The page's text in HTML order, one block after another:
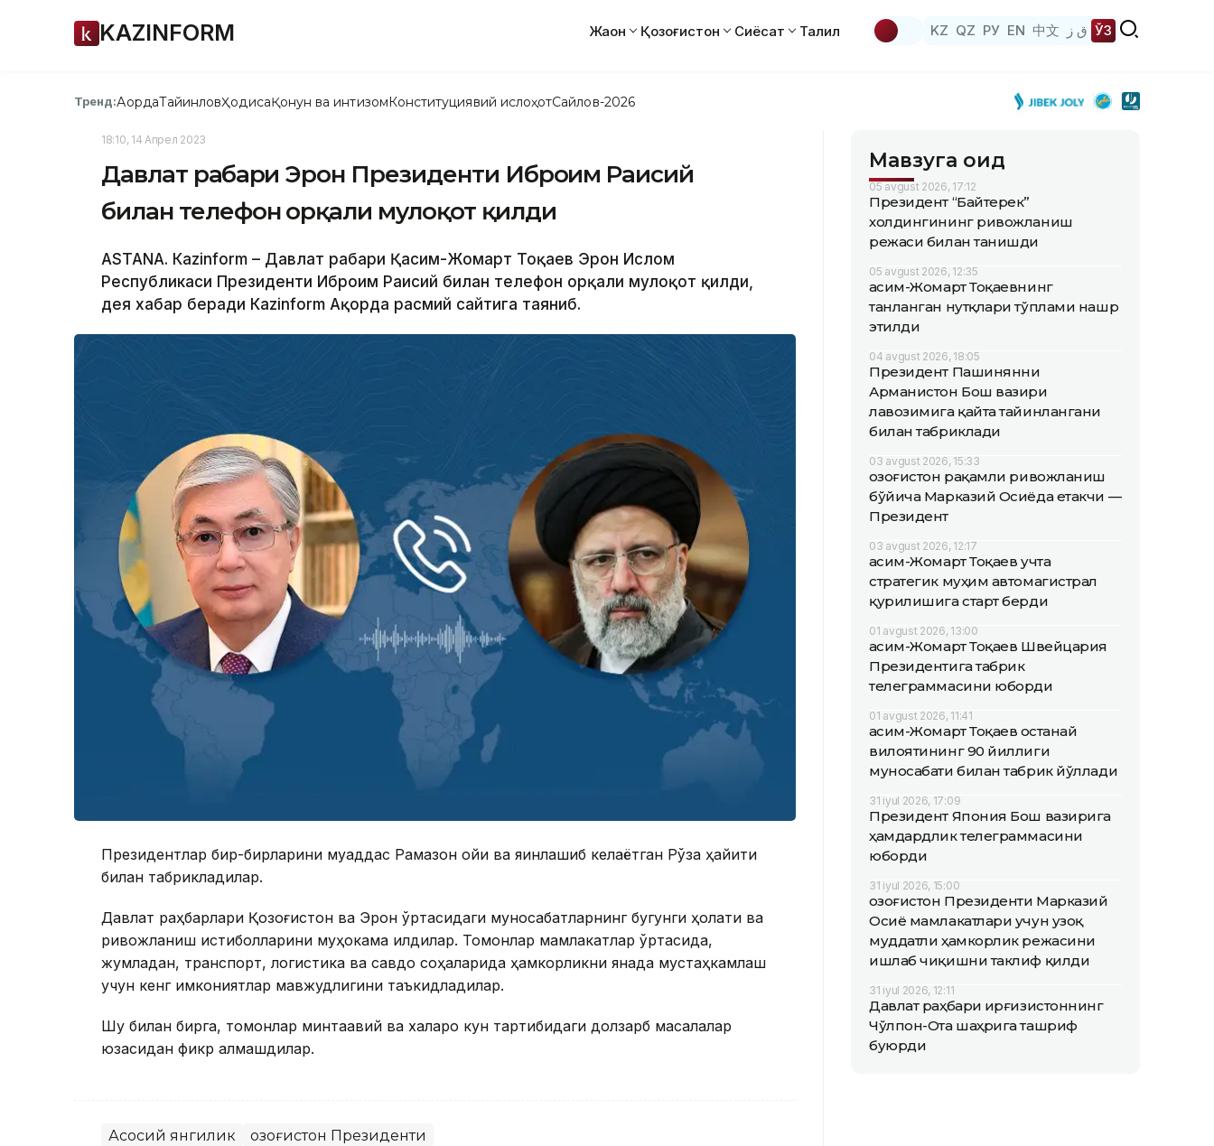
KAZINFORM Жаҳон Қозоғистон Сиёсат Таҳлил KZ QZ РУ EN 中文 ق ز ЎЗ
Тренд:АқордаТайинловҲодисаҚонун ва интизомКонституциявий ислоҳотСайлов-2026
18:10, 14 Апрел 2023
Давлат раҳбари Эрон Президенти Иброҳим Раисий
билан телефон орқали мулоқот қилди
ASTANА. Каzinform – Давлат раҳбари Қасим-Жомарт Тоқаев Эрон Ислом
Республикаси Президенти Иброҳим Раисий билан телефон орқали мулоқот қилди,
дея хабар беради Кazinform Ақорда расмий сайтига таяниб.
Президентлар бир-бирларини муқаддас Рамазон ойи ва яқинлашиб келаётган Рўза ҳайити
билан табрикладилар.
Давлат раҳбарлари Қозоғистон ва Эрон ўртасидаги муносабатларнинг бугунги ҳолати ва
ривожланиш истиқболларини муҳокама қилдилар. Томонлар мамлакатлар ўртасида,
жумладан, транспорт, логистика ва савдо соҳаларида ҳамкорликни янада мустаҳкамлаш
учун кенг имкониятлар мавжудлигини таъкидладилар.
Шу билан бирга, томонлар минтақавий ва халқаро кун тартибидаги долзарб масалалар
юзасидан фикр алмашдилар.
Асосий янгилик Қозоғистон Президенти
Мавзуга оид
05 avgust 2026, 17:12
Президент “Байтерек”
холдингининг ривожланиш
режаси билан танишди
05 avgust 2026, 12:35
Қасим-Жомарт Тоқаевнинг
танланган нутқлари тўплами нашр
этилди
04 avgust 2026, 18:05
Президент Пашинянни
Арманистон Бош вазири
лавозимига қайта тайинлангани
билан табриклади
03 avgust 2026, 15:33
Қозоғистон рақамли ривожланиш
бўйича Марказий Осиёда етакчи —
Президент
03 avgust 2026, 12:17
Қасим-Жомарт Тоқаев учта
стратегик муҳим автомагистрал
қурилишига старт берди
01 avgust 2026, 13:00
Қасим-Жомарт Тоқаев Швейцария
Президентига табрик
телеграммасини юборди
01 avgust 2026, 11:41
Қасим-Жомарт Тоқаев Қостанай
вилоятининг 90 йиллиги
муносабати билан табрик йўллади
31 iyul 2026, 17:09
Президент Япония Бош вазирига
ҳамдардлик телеграммасини
юборди
31 iyul 2026, 15:00
Қозоғистон Президенти Марказий
Осиё мамлакатлари учун узоқ
муддатли ҳамкорлик режасини
ишлаб чиқишни таклиф қилди
31 iyul 2026, 12:11
Давлат раҳбари Қирғизистоннинг
Чўлпон-Ота шаҳрига ташриф
буюрди